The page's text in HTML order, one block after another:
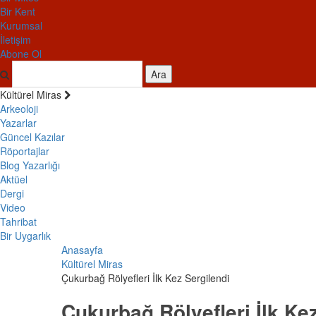
Bir Kent
Kurumsal
İletişim
Abone Ol
Ara
Kültürel Miras
Arkeoloji
Yazarlar
Güncel Kazılar
Röportajlar
Blog Yazarlığı
Aktüel
Dergi
Video
Tahribat
Bir Uygarlık
Anasayfa
Kültürel Miras
Çukurbağ Rölyefleri İlk Kez Sergilendi